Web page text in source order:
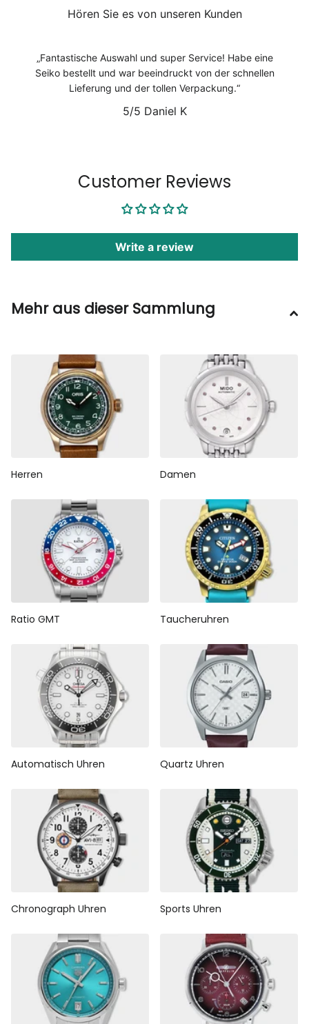
Hören Sie es von unseren Kunden
Fantastische Auswahl und super Service! Habe eine
Seiko bestellt und war beeindruckt von der schnellen
Lieferung und der tollen Verpackung.
5/5 Daniel K
Customer Reviews
Write a review
Mehr aus dieser Sammlung
Herren Damen
Ratio GMT Taucheruhren
Automatisch Uhren Quartz Uhren
Chronograph Uhren Sports Uhren